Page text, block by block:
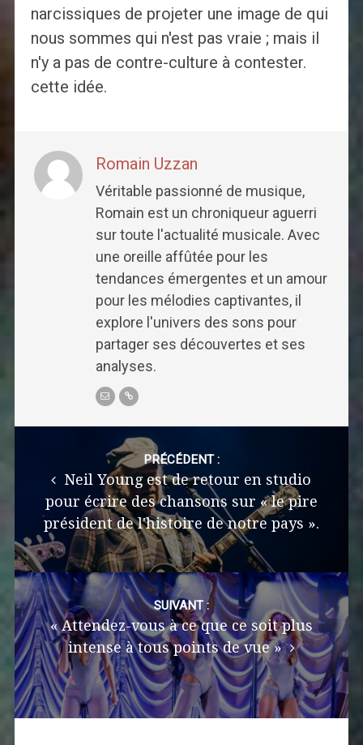
narcissiques de projeter une image de qui
nous sommes qui n'est pas vraie ; mais il
n'y a pas de contre-culture à contester.
cette idée.
Romain Uzzan
Véritable passionné de musique,
Romain est un chroniqueur aguerri
sur toute l'actualité musicale. Avec
une oreille affûtée pour les
tendances émergentes et un amour
pour les mélodies captivantes, il
explore l'univers des sons pour
partager ses découvertes et ses
analyses.
PRÉCÉDENT :
Neil Young est de retour en studio
pour écrire des chansons sur « le pire
président de l'histoire de notre pays ».
SUIVANT :
« Attendez-vous à ce que ce soit plus
intense à tous points de vue »